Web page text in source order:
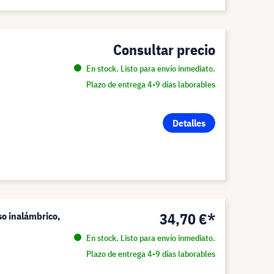
Consultar precio
En stock. Listo para envío inmediato.
Plazo de entrega 4-9 días laborables
Detalles
inalámbrico, 34,70 €*
En stock. Listo para envío inmediato.
Plazo de entrega 4-9 días laborables